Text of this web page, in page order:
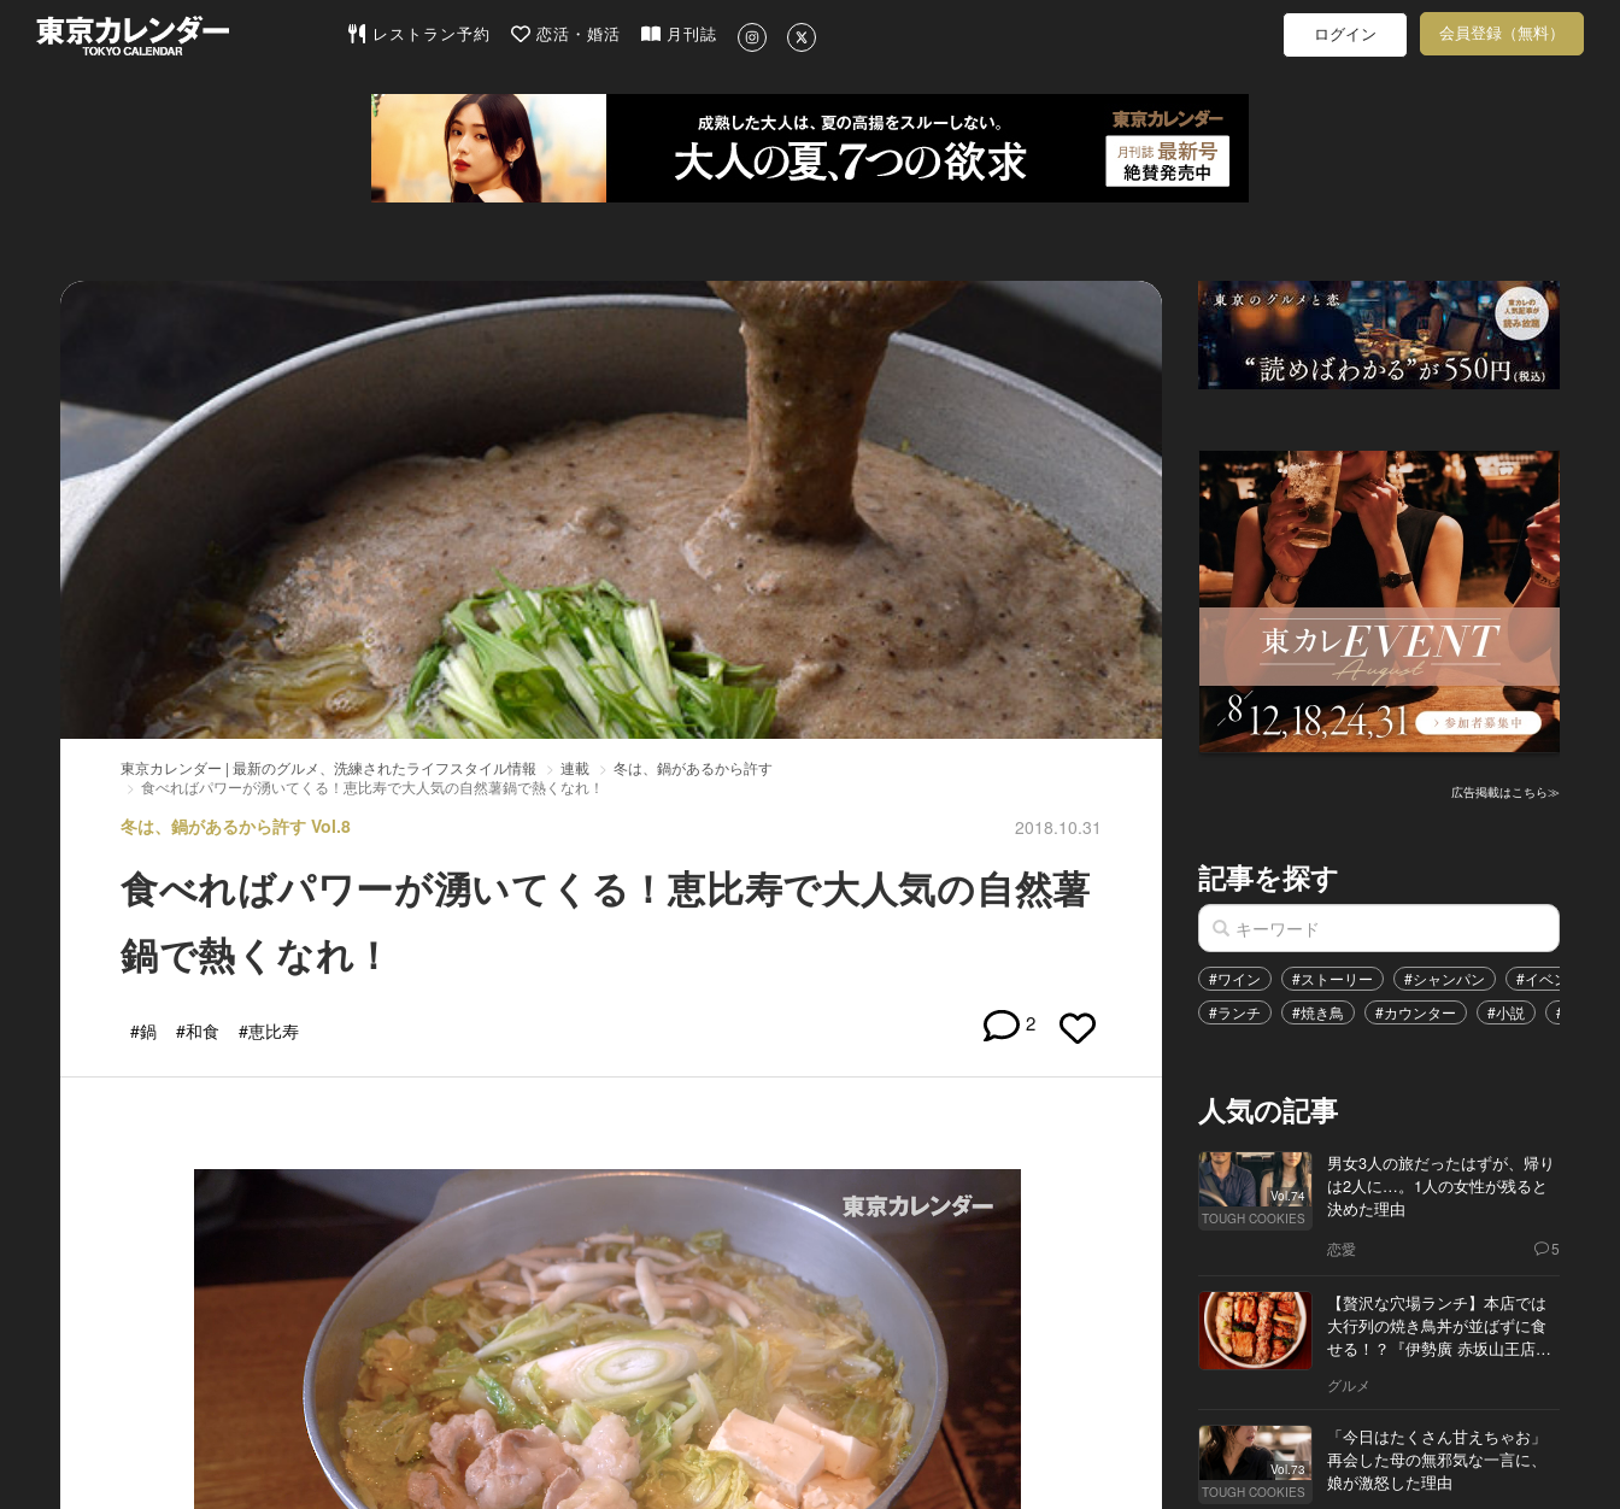
東京カレンダー | 最新のグルメ、洗練されたライフスタイル情報
レストラン予約 恋活・婚活 月刊誌 ログイン 会員登録（無料）
東京カレンダー | 最新のグルメ、洗練されたライフスタイル情報 連載
冬は、鍋があるから許す
食べればパワーが湧いてくる！恵比寿で大人気の自然薯鍋で熱くなれ！
冬は、鍋があるから許す Vol.8 2018.10.31
食べればパワーが湧いてくる！恵比寿で大人気の自然薯
鍋で熱くなれ！
#鍋 #和食 #恵比寿 2
広告掲載はこちら≫
記事を探す
#ワイン #ストーリー #シャンパン #イベント
#ランチ
#焼き鳥 #カウンター #小説 #恋愛
人気の記事
Vol.74
TOUGH COOKIES
男女3人の旅だったはずが、帰り
は2人に…。1人の女性が残ると
決めた理由
恋愛 5
【贅沢な穴場ランチ】本店では
大行列の焼き鳥丼が並ばずに食
せる！？『伊勢廣 赤坂山王店』
グルメ
Vol.73
TOUGH COOKIES
「今日はたくさん甘えちゃお」
再会した母の無邪気な一言に、
娘が激怒した理由